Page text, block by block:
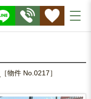
［物件 No.0217］